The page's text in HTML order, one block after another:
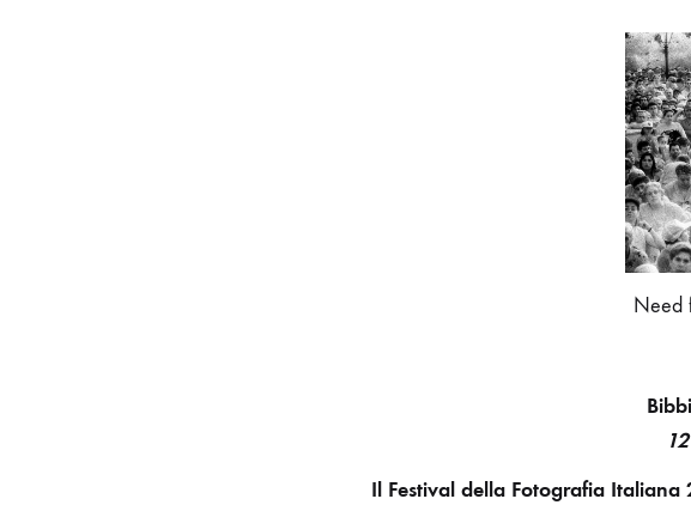
A
SUL
Need
Il Festival della Fotografia